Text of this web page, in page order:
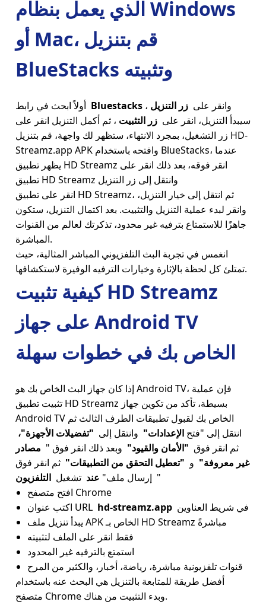
الذي يعمل بنظام Windows
أو Mac، قم بتنزيل
BlueStacks وتثبيته
Bluestacks وانقر على زر التنزيل ،
سيبدأ التنزيل، انقر على زر التثبيت ، ثم أكمل التنزيل انقر على
زر التشغيل، بمجرد الانتهاء، ستظهر لك واجهة، قم بتنزيل HD-
Streamz.app APK وافتحه باستخدام BlueStacks، عندما
يظهر تطبيق HD Streamz انقر فوقه، بعد ذلك انقر على
تطبيق HD Streamz وانتقل إلى زر التنزيل
انقر على تطبيق HD Streamz، ثم انتقل إلى خيار التنزيل،
وانقر لبدء عملية التنزيل والتثبيت. بعد اكتمال التنزيل، ستكون
جاهزًا للاستمتاع بترفيه غير محدود، تذكرتك لعالم من القنوات
المباشرة.
انغمس في تجربة البث التلفزيوني المباشر المثالية، حيث
تمتلئ كل لحظة بالإثارة وخيارات الترفيه الوفيرة لاستكشافها.
كيفية تثبيت HD Streamz
على جهاز Android TV
الخاص بك في خطوات سهلة
إذا كان جهاز البث الخاص بك هو Android TV، فإن عملية
تثبيت تطبيق HD Streamz بسيطة، تأكد من تكوين جهاز
Android TV الخاص بك لقبول تطبيقات الطرف الثالث ثم
انتقل إلى "فتح الإعدادات" وانتقل إلى "تفضيلات الأجهزة"،
ثم انقر فوق "الأمان والقيود" وبعد ذلك انقر فوق " مصادر
غير معروفة" و "تعطيل التحقق من التطبيقات" ثم انقر فوق
" إرسال ملف" عند تشغيل التلفزيون
افتح متصفح Chrome
اكتب عنوان URL hd-streamz.app في شريط العناوين
يبدأ تنزيل ملف APK الخاص بـ HD Streamz مباشرةً
فقط انقر على الملف لتثبيته
استمتع بالترفيه غير المحدود
قنوات تلفزيونية مباشرة، رياضة، أخبار، والكثير من المرح
أفضل طريقة للمتابعة بالتنزيل هي البحث عنه باستخدام
متصفح Chrome وبدء التثبيت من هناك.